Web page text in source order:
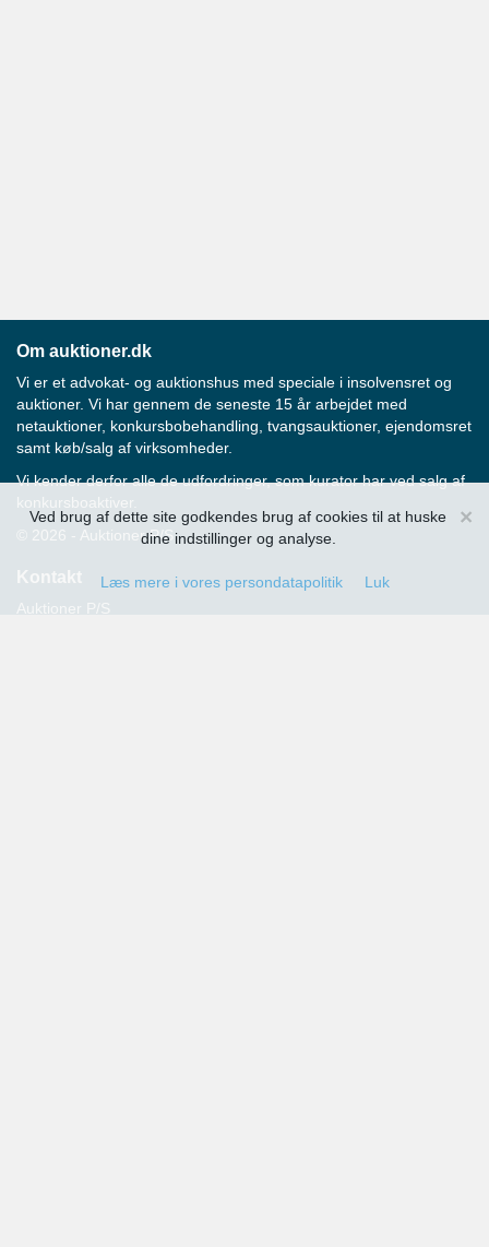
×
Ved brug af dette site godkendes brug af cookies til at huske
dine indstillinger og analyse.
Læs mere i vores persondatapolitik Luk
Om auktioner.dk
Vi er et advokat- og auktionshus med speciale i insolvensret og
auktioner. Vi har gennem de seneste 15 år arbejdet med
netauktioner, konkursbobehandling, tvangsauktioner, ejendomsret
samt køb/salg af virksomheder.
Vi kender derfor alle de udfordringer, som kurator har ved salg af
konkursboaktiver.
© 2026 - Auktioner P/S
Kontakt
Auktioner P/S